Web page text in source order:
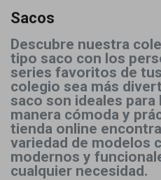
Sacos
Descubre nuestra
tipo saco con los
series favoritos de
colegio sea más
saco son ideales
manera cómoda y
tienda online
variedad de modelos
modernos y
cualquier necesidad.